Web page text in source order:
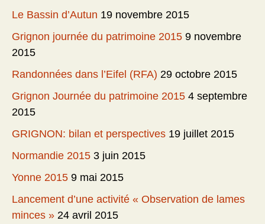
Le Bassin d’Autun 19 novembre 2015
Grignon journée du patrimoine 2015 9 novembre
2015
Randonnées dans l’Eifel (RFA) 29 octobre 2015
Grignon Journée du patrimoine 2015 4 septembre
2015
GRIGNON: bilan et perspectives 19 juillet 2015
Normandie 2015 3 juin 2015
Yonne 2015 9 mai 2015
Lancement d’une activité « Observation de lames
minces » 24 avril 2015